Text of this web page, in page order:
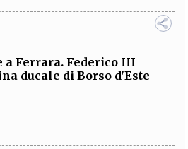
a Ferrara. Federico III
ducale di Borso d'Este